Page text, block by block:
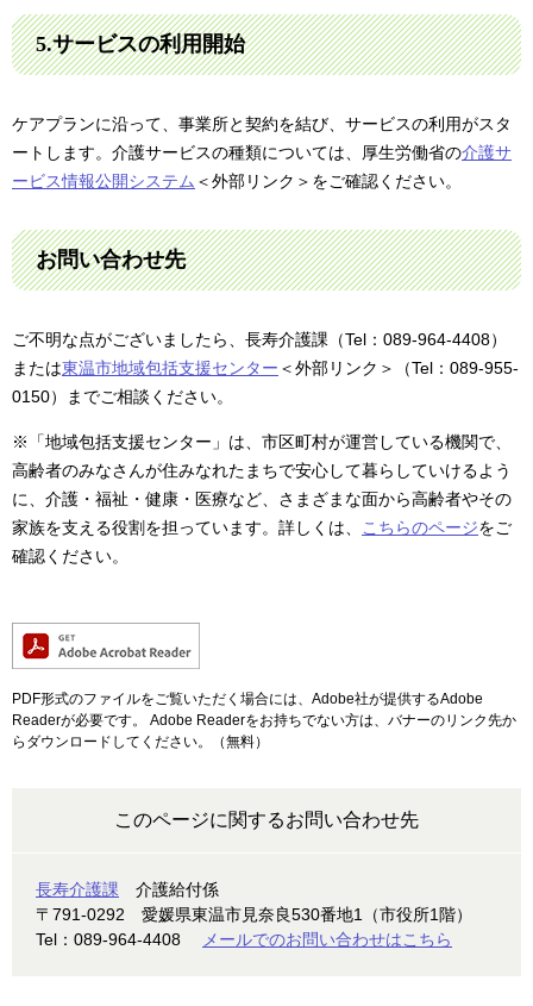
5.サービスの利用開始
ケアプランに沿って、事業所と契約を結び、サービスの利用がスタ
ートします。介護サービスの種類については、厚生労働省の介護サ
ービス情報公開システム ＜外部リンク＞ をご確認ください。
お問い合わせ先
ご不明な点がございましたら、長寿介護課（Tel：089-964-4408）
または東温市地域包括支援センター ＜外部リンク＞
（Tel：089-955-
0150）までご相談ください。
※「地域包括支援センター」は、市区町村が運営している機関で、
高齢者のみなさんが住みなれたまちで安心して暮らしていけるよう
に、介護・福祉・健康・医療など、さまざまな面から高齢者やその
家族を支える役割を担っています。詳しくは、
こちらのページをご
確認ください。
PDF形式のファイルをご覧いただく場合には、Adobe社が提供するAdobe
Readerが必要です。
Adobe Readerをお持ちでない方は、バナーのリンク先か
らダウンロードしてください。（無料）
このページに関するお問い合わせ先
長寿介護課
介護給付係
〒791-0292
愛媛県東温市見奈良530番地1（市役所1階）
Tel：089-964-4408
メールでのお問い合わせはこちら